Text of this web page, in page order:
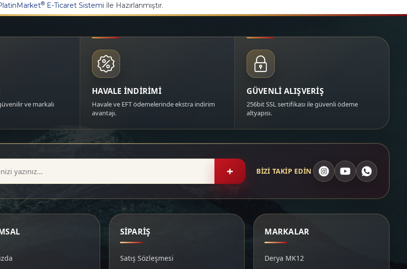
® E-Ticaret Sistemi İle Hazırlanmıştır.
ve markalı
HAVALE İNDİRİMİ
Havale ve EFT ödemelerinde ekstra indirim
avantajı.
GÜVENLİ ALIŞVERİŞ
256bit SSL sertifikası ile güvenli ödeme
altyapısı.
+ BİZİ TAKİP EDİN
SİPARİŞ
Satış Sözleşmesi
MARKALAR
Derya MK12